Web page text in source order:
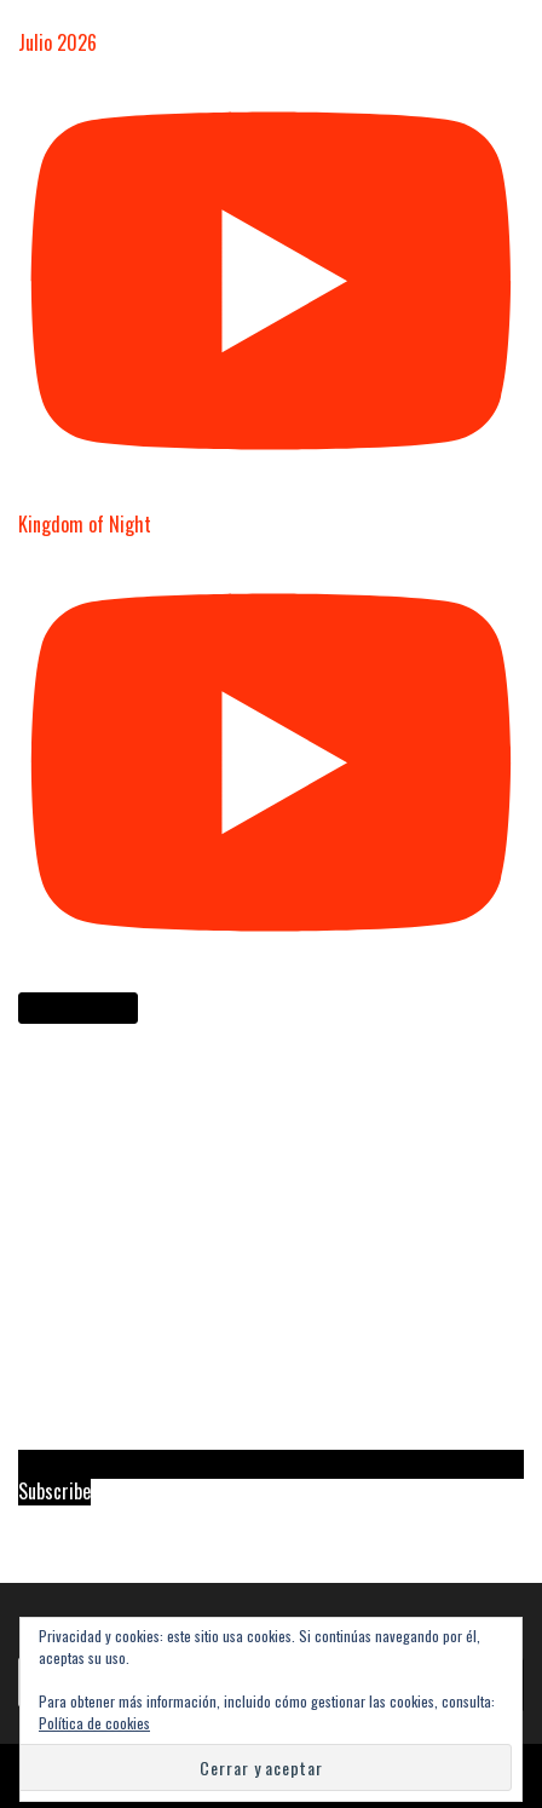
Julio 2026
Kingdom of Night
Subscribe
Buscar
Powered by WordPress
Privacidad y cookies: este sitio usa cookies. Si continúas navegando por él,
aceptas su uso.
Para obtener más información, incluido cómo gestionar las cookies, consulta:
Política de cookies